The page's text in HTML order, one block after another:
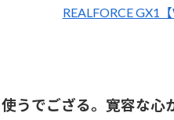
REALFORCE GX1
うでござる。寛容な心